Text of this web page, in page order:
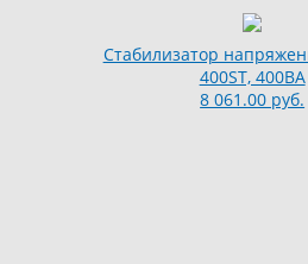
Стабилизатор
400ST, 400ВА
8 061.00 руб.